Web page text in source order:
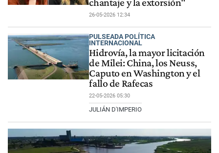
chantaje y la extorsión"
26-05-2026 12:34
PULSEADA POLÍTICA
INTERNACIONAL
Hidrovía, la mayor licitación
de Milei: China, los Neuss,
Caputo en Washington y el
fallo de Rafecas
22-05-2026 05:30
JULIÁN D'IMPERIO